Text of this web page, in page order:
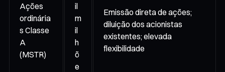
Ações
ordinária
s Classe
A
(MSTR)
il
m
il
h
õ
e
Emissão direta de ações;
diluição dos acionistas
existentes; elevada
flexibilidade